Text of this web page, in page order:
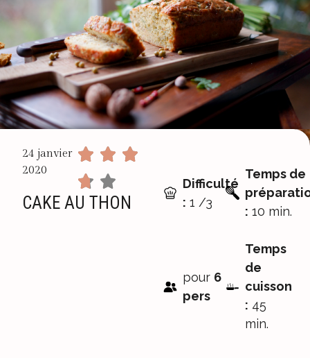
24 janvier
2020
CAKE AU THON
Difficulté
: 1 /3
Temps de
: 10 min.
pour 6
pers
Temps
de
cuisson
: 45
min.